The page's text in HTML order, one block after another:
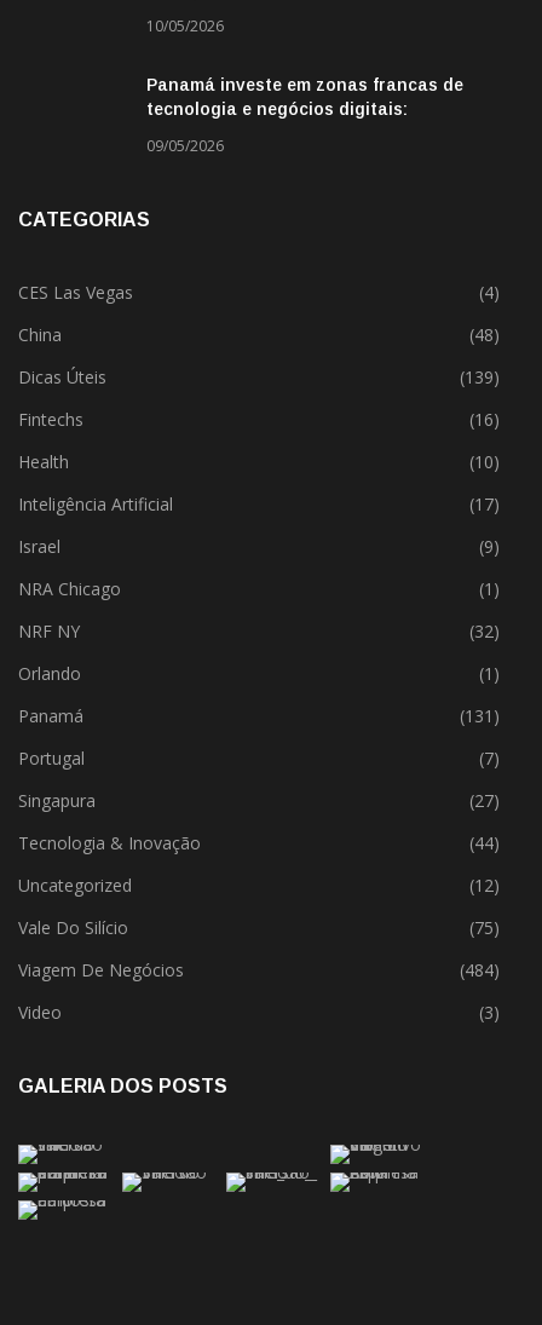
10/05/2026
Panamá investe em zonas francas de
tecnologia e negócios digitais:
09/05/2026
CATEGORIAS
CES Las Vegas
(4)
China
(48)
Dicas Úteis
(139)
Fintechs
(16)
Health
(10)
Inteligência Artificial
(17)
Israel
(9)
NRA Chicago
(1)
NRF NY
(32)
Orlando
(1)
Panamá
(131)
Portugal
(7)
Singapura
(27)
Tecnologia & Inovação
(44)
Uncategorized
(12)
Vale Do Silício
(75)
Viagem De Negócios
(484)
Video
(3)
GALERIA DOS POSTS